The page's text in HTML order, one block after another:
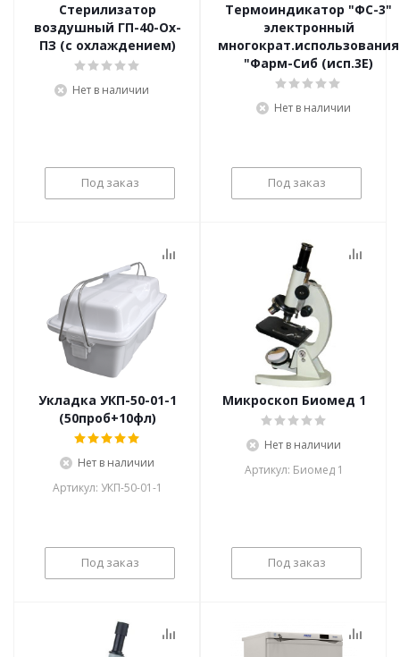
Стерилизатор
воздушный ГП-40-Ох-
ПЗ (с охлаждением)
Нет в наличии
Под заказ
Термоиндикатор "ФС-3"
электронный
многократ.использования
"Фарм-Сиб (исп.3Е)
Нет в наличии
Под заказ
Укладка УКП-50-01-1
(50проб+10фл)
Нет в наличии
Артикул: УКП-50-01-1
Под заказ
Микроскоп Биомед 1
Нет в наличии
Артикул: Биомед 1
Под заказ